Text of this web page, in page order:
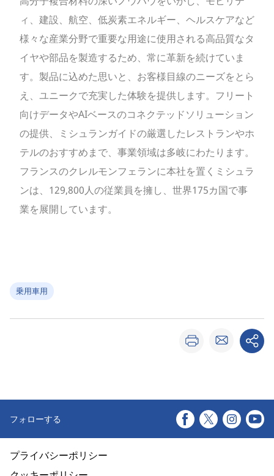
ィ、建設、航空、低炭素エネルギー、ヘルスケアなど
様々な産業分野で重要な用途に使用される高品質なタ
イヤや部品を製造するため、常に革新を続けていま
す。製品に込めた思いと、お客様目線のニーズをとら
え、ユニークで充実した体験を提供します。フリート
向けデータやAIベースのコネクテッドソリューション
の提供、ミシュランガイドの厳選したレストランやホ
テルのおすすめまで、事業領域は多岐にわたります。
フランスのクレルモンフェランに本社を置くミシュラ
ンは、129,800人の従業員を擁し、世界175カ国で事
業を展開しています。
乗用車用
フォローする
プライバシーポリシー